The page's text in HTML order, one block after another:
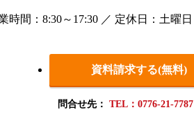
時間：8:30～17:30 ／ 定休日：土曜
資料請求する(無料)
問合せ先： TEL：0776-21-7787